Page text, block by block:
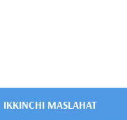
IKKINCHI MASLAHAT